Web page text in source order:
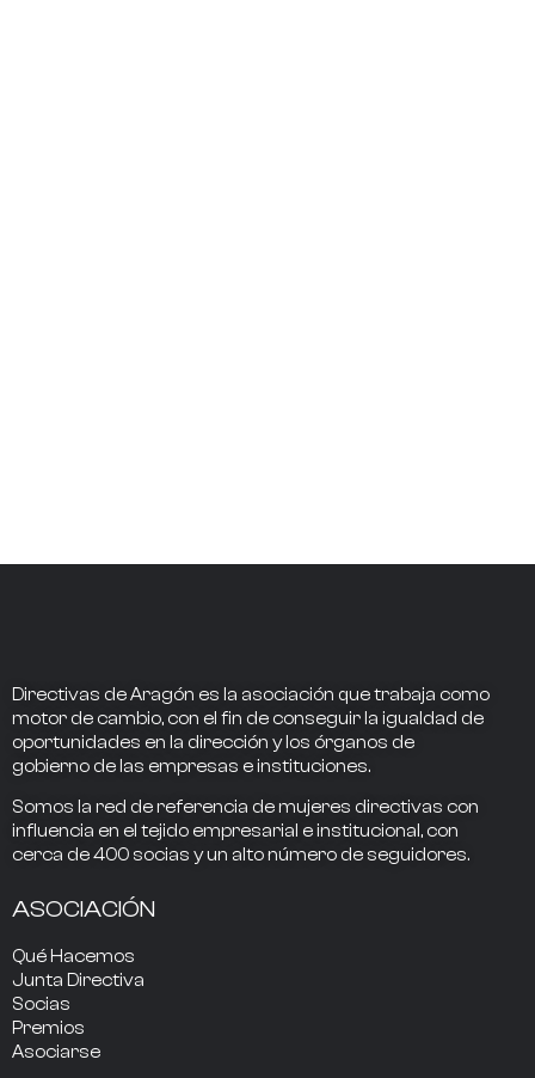
Directivas de Aragón es la asociación que trabaja como
motor de cambio, con el fin de conseguir la igualdad de
oportunidades en la dirección y los órganos de
gobierno de las empresas e instituciones.
Somos la red de referencia de mujeres directivas con
influencia en el tejido empresarial e institucional, con
cerca de400 socias y un alto número de seguidores.
ASOCIACIÓN
Qué Hacemos
Junta Directiva
Socias
Premios
Asociarse